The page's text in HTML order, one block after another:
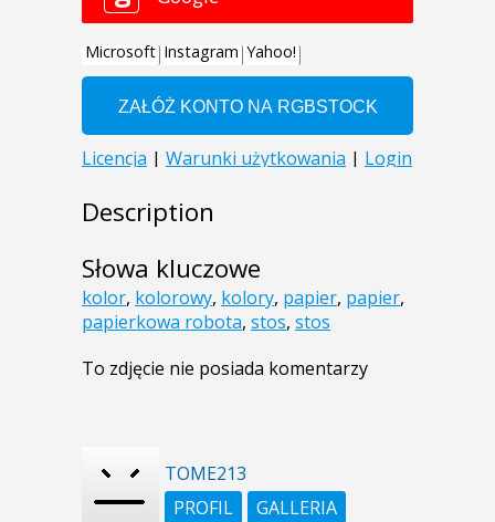
Description
Słowa kluczowe
kolor, kolorowy, kolory, papier, papier,
papierkowa robota, stos, stos
To zdjęcie nie posiada komentarzy
TOME213
PROFIL
GALLERIA